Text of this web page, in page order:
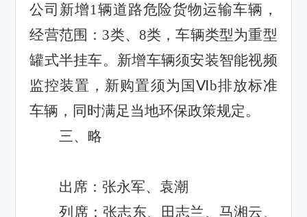
公司新增1辆道路危险货物运输车辆，
经营范围： 3类、 8类，车辆类型为重型
罐式半挂车。新增车辆须安装智能视频
监控装置，新购置须为国Ⅵb排放标准
车辆，同时满足当地环保政策规定。
三、 略
出席：张永军、袁潮
列席：张志东、 田志兰、 马湘云、